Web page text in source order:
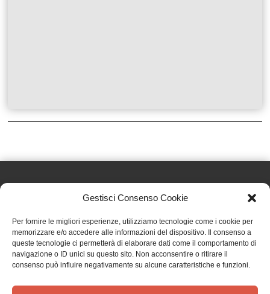
Gestisci Consenso Cookie
Per fornire le migliori esperienze, utilizziamo tecnologie come i cookie per
memorizzare e/o accedere alle informazioni del dispositivo. Il consenso a
queste tecnologie ci permetterà di elaborare dati come il comportamento di
navigazione o ID unici su questo sito. Non acconsentire o ritirare il
consenso può influire negativamente su alcune caratteristiche e funzioni.
Effatà Editrice di Pellegrino Paolo SAS
C.F. e P.IVA 09655250018
Via Tre Denti, 1 - 10060 Cantalupa (TO)
Telefono: (+39) 0121 353452 - Fax: (+39) 0121 353839